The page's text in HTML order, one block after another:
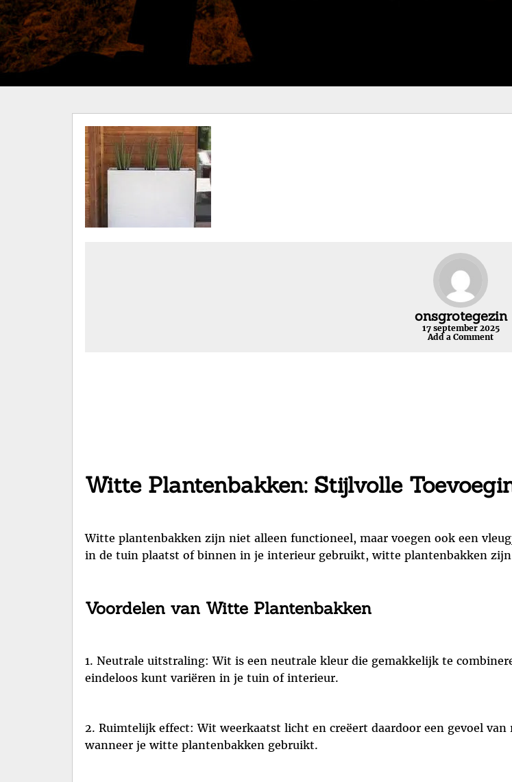
onsgrotegezin
17 september 2025
Add a Comment
Witte Plantenbakken: Stijlvolle
Witte plantenbakken zijn niet alleen functioneel, maar voegen ook een
in de tuin plaatst of binnen in je interieur gebruikt, witte plantenbakken
Voordelen van Witte Plantenbakken
1. Neutrale uitstraling: Wit is een neutrale kleur die gemakkelijk te
eindeloos kunt variëren in je tuin of interieur.
2. Ruimtelijk effect: Wit weerkaatst licht en creëert daardoor een gevoel
wanneer je witte plantenbakken gebruikt.